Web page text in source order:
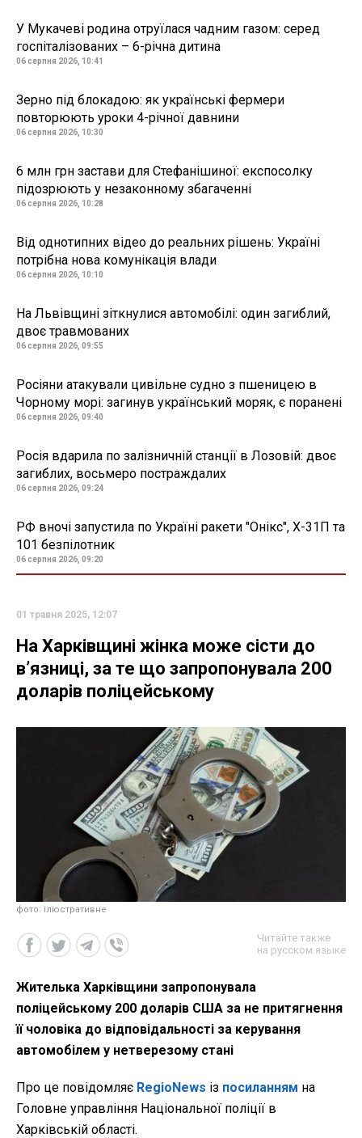
У Мукачеві родина отруїлася чадним газом: серед
госпіталізованих – 6-річна дитина
06 серпня 2026, 10:41
Зерно під блокадою: як українські фермери
повторюють уроки 4-річної давнини
06 серпня 2026, 10:30
6 млн грн застави для Стефанішиної: експосолку
підозрюють у незаконному збагаченні
06 серпня 2026, 10:28
Від однотипних відео до реальних рішень: Україні
потрібна нова комунікація влади
06 серпня 2026, 10:10
На Львівщині зіткнулися автомобілі: один загиблий,
двоє травмованих
06 серпня 2026, 09:55
Росіяни атакували цивільне судно з пшеницею в
Чорному морі: загинув український моряк, є поранені
06 серпня 2026, 09:40
Росія вдарила по залізничній станції в Лозовій: двоє
загиблих, восьмеро постраждалих
06 серпня 2026, 09:24
РФ вночі запустила по Україні ракети "Онікс", Х-31П та
101 безпілотник
06 серпня 2026, 09:20
01 травня 2025, 12:07
На Харківщині жінка може сісти до
в’язниці, за те що запропонувала 200
доларів поліцейському
фото: ілюстративне
Читайте также
на русском языке
Жителька Харківщини запропонувала
поліцейському 200 доларів США за не притягнення
її чоловіка до відповідальності за керування
автомобілем у нетверезому стані
Про це повідомляє RegioNews із посиланням на
Головне управління Національної поліції в
Харківській області.